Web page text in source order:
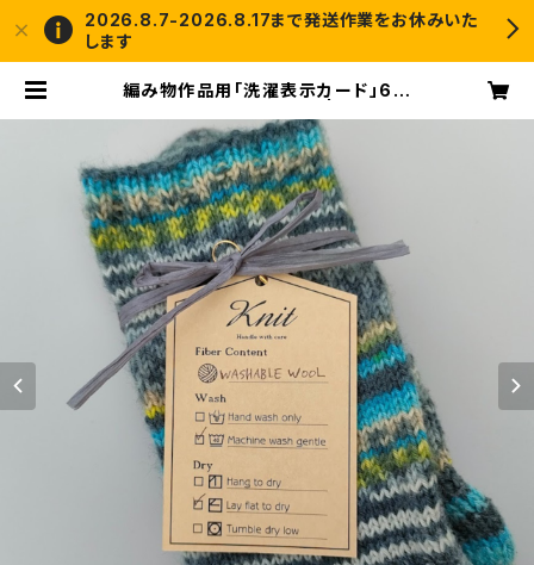
2026.8.7-2026.8.17まで発送作業をお休みいた
します
編み物作品用「洗濯表示カード」6枚
and me